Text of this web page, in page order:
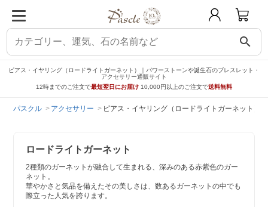
search
ピアス・イヤリング（ロードライトガーネット）｜パワーストーンや誕生石のブレスレット・
アクセサリー通販サイト
12時までのご注文で最短翌日にお届け 10,000円以上のご注文で送料無料
パスクル アクセサリー ピアス・イヤリング（ロードライトガーネット）
ロードライトガーネット
2種類のガーネットが融合して生まれる、深みのある赤紫色のガー
ネット。
華やかさと気品を備えたその美しさは、数あるガーネットの中でも
際立った人気を誇ります。